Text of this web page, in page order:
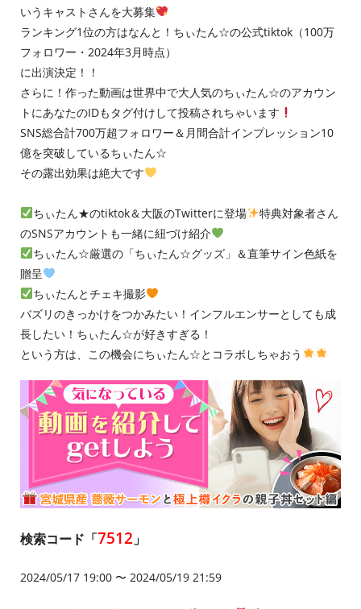
いうキャストさんを大募集
ランキング1位の方はなんと！ちぃたん☆の公式tiktok（100万
フォロワー・2024年3月時点）
に出演決定！！
さらに！作った動画は世界中で大人気のちぃたん☆のアカウン
トにあなたのIDもタグ付けして投稿されちゃいます
SNS総合計700万超フォロワー＆月間合計インプレッション10
億を突破しているちぃたん☆
その露出効果は絶大です
ちぃたん★のtiktok＆大阪のTwitterに登場
特典対象者さん
のSNSアカウントも一緒に紐づけ紹介
ちぃたん☆厳選の「ちぃたん☆グッズ」＆直筆サイン色紙を
贈呈
ちぃたんとチェキ撮影
バズリのきっかけをつかみたい！インフルエンサーとしても成
長したい！ちぃたん☆が好きすぎる！
という方は、この機会にちぃたん☆とコラボしちゃおう
検索コード「7512 」
2024/05/17 19:00 〜 2024/05/19 21:59